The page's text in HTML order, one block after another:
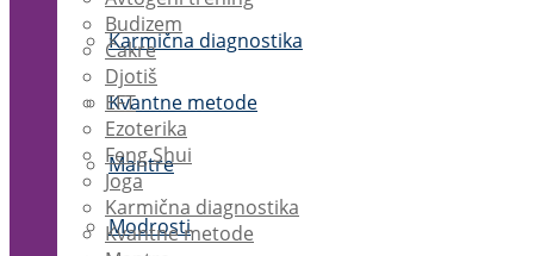
Karmična diagnostika
Kvantne metode
Mantre
Modrosti
Budizem
Čakre
Djotiš
EFT
Ezoterika
Feng Shui
Joga
Karmična diagnostika
Kvantne metode